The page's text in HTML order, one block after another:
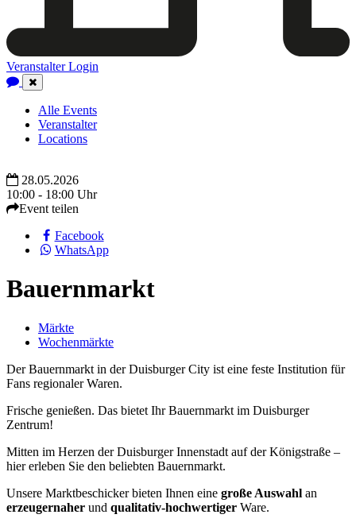
Veranstalter Login
Close
Navigation
Alle Events
Veranstalter
Locations
28.05.2026
10:00 - 18:00 Uhr
Event teilen
Facebook
WhatsApp
Bauernmarkt
Märkte
Wochenmärkte
Der Bauernmarkt in der Duisburger City ist eine feste Institution für
Fans regionaler Waren.
Frische genießen. Das bietet Ihr Bauernmarkt im Duisburger
Zentrum!
Mitten im Herzen der Duisburger Innenstadt auf der Königstraße –
hier erleben Sie den beliebten Bauernmarkt.
Unsere Marktbeschicker bieten Ihnen eine große Auswahl an
erzeugernaher und qualitativ-hochwertiger Ware.